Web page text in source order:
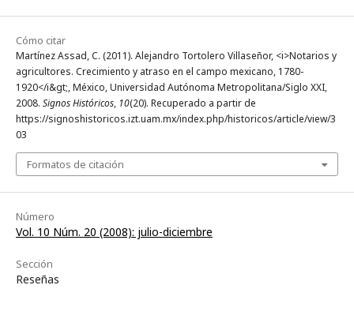
Cómo citar
Martínez Assad, C. (2011). Alejandro Tortolero Villaseñor, <i>Notarios y
agricultores. Crecimiento y atraso en el campo mexicano, 1780-
1920</i&gt;, México, Universidad Autónoma Metropolitana/Siglo XXI,
2008. Signos Históricos, 10(20). Recuperado a partir de
https://signoshistoricos.izt.uam.mx/index.php/historicos/article/view/3
03
Formatos de citación
Número
Vol. 10 Núm. 20 (2008): julio-diciembre
Sección
Reseñas